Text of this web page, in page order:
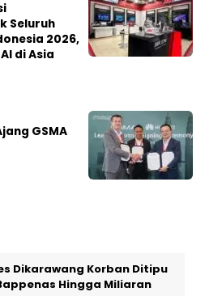
Seluruh
2026,
di Asia
GSMA
Dikarawang Korban Ditipu
Hingga Miliaran